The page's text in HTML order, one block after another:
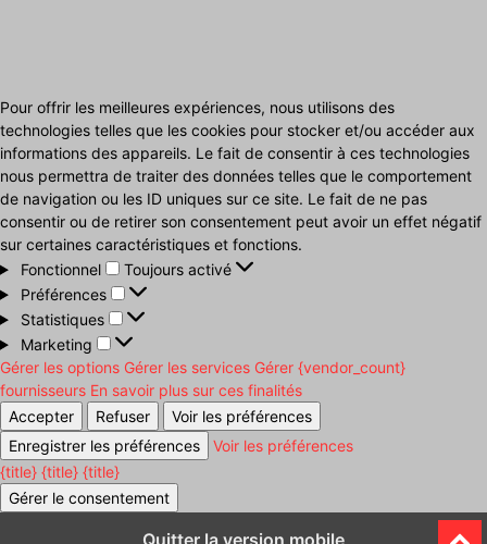
Pour offrir les meilleures expériences, nous utilisons des
technologies telles que les cookies pour stocker et/ou accéder aux
informations des appareils. Le fait de consentir à ces technologies
nous permettra de traiter des données telles que le comportement
de navigation ou les ID uniques sur ce site. Le fait de ne pas
consentir ou de retirer son consentement peut avoir un effet négatif
sur certaines caractéristiques et fonctions.
Fonctionnel
Fonctionnel
Toujours activé
Préférences
Préférences
Statistiques
Statistiques
Marketing
Marketing
Gérer les options Gérer les services Gérer {vendor_count}
fournisseurs En savoir plus sur ces finalités
Accepter
Refuser
Voir les préférences
Enregistrer les préférences
Voir les préférences
{title} {title} {title}
Gérer le consentement
Quitter la version mobile